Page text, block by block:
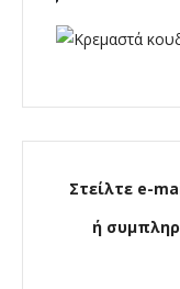
Στείλτε e-
ή